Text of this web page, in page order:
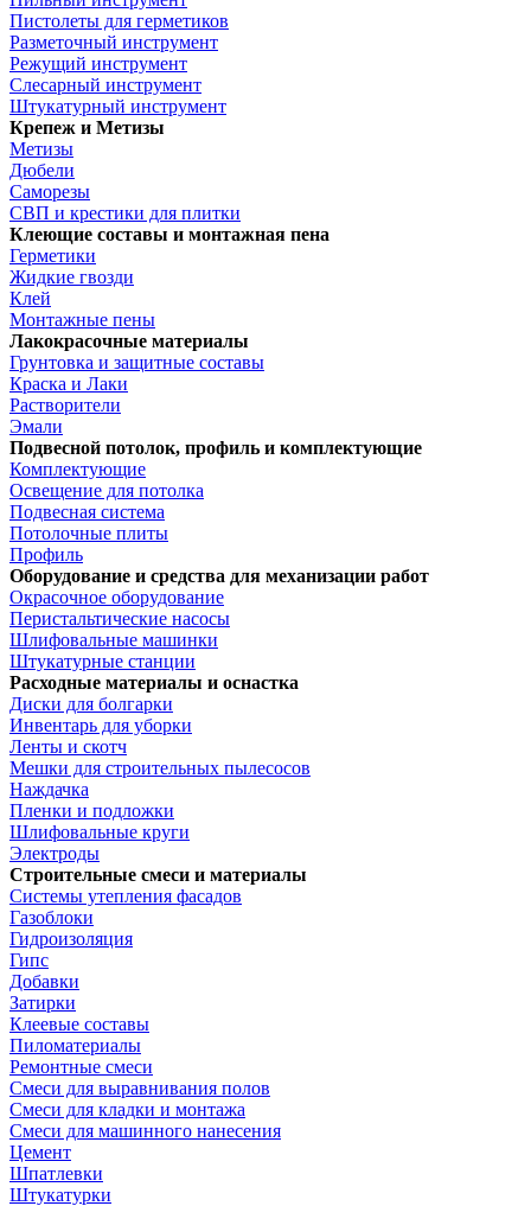
Пистолеты для герметиков
Разметочный инструмент
Режущий инструмент
Слесарный инструмент
Штукатурный инструмент
Крепеж и Метизы
Метизы
Дюбели
Саморезы
СВП и крестики для плитки
Клеющие составы и монтажная пена
Герметики
Жидкие гвозди
Клей
Монтажные пены
Лакокрасочные материалы
Грунтовка и защитные составы
Краска и Лаки
Растворители
Эмали
Подвесной потолок, профиль и комплектующие
Комплектующие
Освещение для потолка
Подвесная система
Потолочные плиты
Профиль
Оборудование и средства для механизации работ
Окрасочное оборудование
Перистальтические насосы
Шлифовальные машинки
Штукатурные станции
Расходные материалы и оснастка
Диски для болгарки
Инвентарь для уборки
Ленты и скотч
Мешки для строительных пылесосов
Наждачка
Пленки и подложки
Шлифовальные круги
Электроды
Строительные смеси и материалы
Системы утепления фасадов
Газоблоки
Гидроизоляция
Гипс
Добавки
Затирки
Клеевые составы
Пиломатериалы
Ремонтные смеси
Смеси для выравнивания полов
Смеси для кладки и монтажа
Смеси для машинного нанесения
Цемент
Шпатлевки
Штукатурки